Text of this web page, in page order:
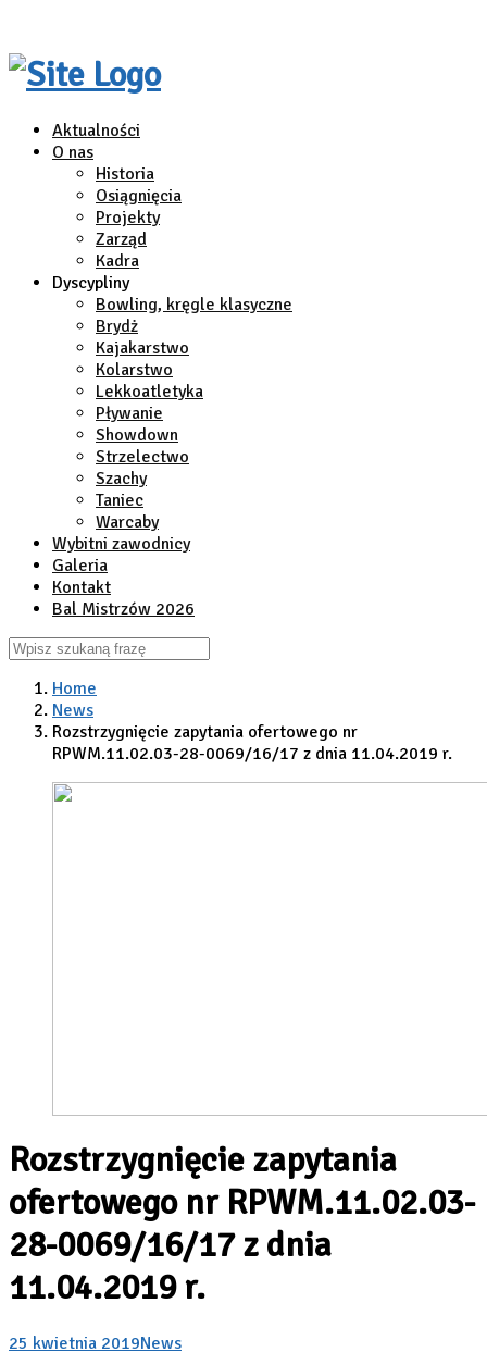
Aktualności
O nas
Historia
Osiągnięcia
Projekty
Zarząd
Kadra
Dyscypliny
Bowling, kręgle klasyczne
Brydż
Kajakarstwo
Kolarstwo
Lekkoatletyka
Pływanie
Showdown
Strzelectwo
Szachy
Taniec
Warcaby
Wybitni zawodnicy
Galeria
Kontakt
Bal Mistrzów 2026
Home
News
Rozstrzygnięcie zapytania ofertowego nr
RPWM.11.02.03-28-0069/16/17 z dnia 11.04.2019 r.
Rozstrzygnięcie zapytania
ofertowego nr RPWM.11.02.03-
28-0069/16/17 z dnia
11.04.2019 r.
25 kwietnia 2019News